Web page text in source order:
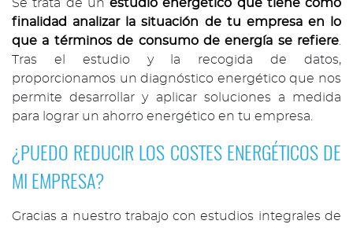
Se trata de un estudio energético que tiene como
finalidad analizar la situación de tu empresa en lo
que a términos de consumo de energía se refiere.
Tras el estudio y la recogida de datos,
proporcionamos un diagnóstico energético que nos
permite desarrollar y aplicar soluciones a medida
para lograr un ahorro energético en tu empresa.
¿PUEDO REDUCIR LOS COSTES ENERGÉTICOS DE
MI EMPRESA?
Gracias a nuestro trabajo con estudios integrales de